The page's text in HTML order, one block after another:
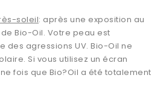
soleil: après une exposition au
Bio-Oil. Votre peau est
des agressions UV. Bio-Oil ne
Si vous utilisez un écran
fois que Bio?Oil a été totalement